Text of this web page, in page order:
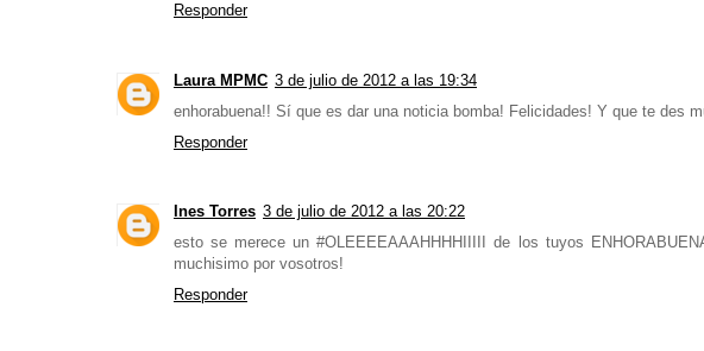
Responder
Laura MPMC 3 de julio de 2012 a las 19:34
enhorabuena!! Sí que es dar una noticia bomba! Felicidades! Y que te des
Responder
Ines Torres 3 de julio de 2012 a las 20:22
esto se merece un #OLEEEEAAAHHHHIIIII de los tuyos
muchisimo por vosotros!
Responder